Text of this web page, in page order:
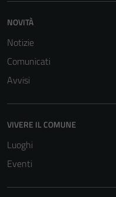
NOVITÀ
Notizie
Comunicati
Avvisi
VIVERE IL COMUNE
Luoghi
Eventi